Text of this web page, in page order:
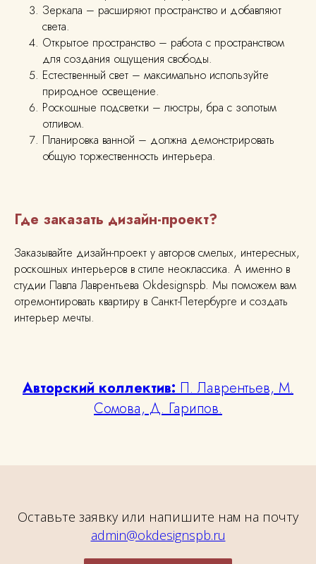
Зеркала – расширяют пространство и добавляют
света.
Открытое пространство – работа с пространством
для создания ощущения свободы.
Естественный свет – максимально используйте
природное освещение.
Роскошные подсветки – люстры, бра с золотым
отливом.
Планировка ванной – должна демонстрировать
общую торжественность интерьера.
Где заказать дизайн-проект?
Заказывайте дизайн-проект у авторов смелых, интересных,
роскошных интерьеров в стиле неоклассика. А именно в
студии Павла Лаврентьева Okdesignspb. Мы поможем вам
отремонтировать квартиру в Санкт-Петербурге и создать
интерьер мечты.
Авторский коллектив:П. Лаврентьев, М.
Сомова, Д. Гарипов.
Оставьте заявку или напишите нам на почту
admin@okdesignspb.ru
© 2026 Содержимое сайта
не является публичной офертой
Документы
Политика конфиденциальности
Согласие на обработку персональных данных